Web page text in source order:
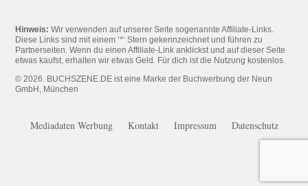
Hinweis: Wir verwenden auf unserer Seite sogenannte Affiliate-Links.
Diese Links sind mit einem ‘*‘ Stern gekennzeichnet und führen zu
Partnerseiten. Wenn du einen Affiliate-Link anklickst und auf dieser Seite
etwas kaufst, erhalten wir etwas Geld. Für dich ist die Nutzung kostenlos.
© 2026. BUCHSZENE.DE ist eine Marke der Buchwerbung der Neun
GmbH, München
Mediadaten Werbung Kontakt Impressum Datenschutz